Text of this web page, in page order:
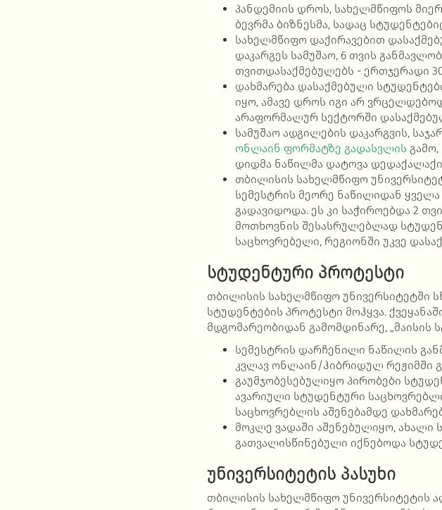
პანდემიის დროს, სახელმწიფოს
ბევრმა ბიზნესმა, სადაც
სახელმწიფო დაქირავებით
დაკარგეს სამუშაო, 6 თვის
თვითდასაქმებულებს - ერთჯერადი
დახმარება დასაქმებული
იყო, ამავე დროს იგი არ
არაფორმალურ სექტორში
სამუშაო ადგილების დაკარგვის,
ონლაინ ფორმატზე გადასვლის
დიდმა ნაწილმა დატოვა
თბილისის სახელმწიფო
სემესტრის მეორე ნაწილიდან
გადავიდოდა. ეს კი საჭიროებდა 2
მოთხოვნის შესასრულებლად
საცხოვრებელი, რეგიონში უკვე
სტუდენტური პროტესტი
თბილისის სახელმწიფო უნივერსიტეტში
სტუდენტების პროტესტი მოჰყვა.
მდგომარეობიდან გამომდინარე, „მაისის
სემესტრის დარჩენილი ნაწილის
კვლავ ონლაინ/ჰიბრიდულ რეჟიმში
გაუმჯობესებულიყო პირობები
ავარიული სტუდენტური
საცხოვრებლის აშენებამდე
მოკლე ვადაში აშენებულიყო, ახალი
გათვალისწინებული იქნებოდა
უნივერსიტეტის პასუხი
თბილისის სახელმწიფო უნივერსიტეტის